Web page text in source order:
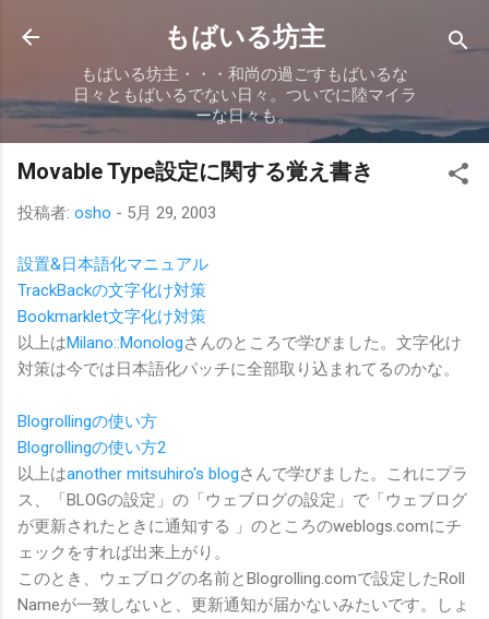
スキップしてメイン コンテンツに移動
もばいる坊主
もばいる坊主・・・和尚の過ごすもばいるな
日々ともばいるでない日々。ついでに陸マイラ
ーな日々も。
Movable Type設定に関する覚え書き
投稿者: osho - 5月 29, 2003
設置&日本語化マニュアル
TrackBackの文字化け対策
Bookmarklet文字化け対策
以上はMilano::Monologさんのところで学びました。文字化け
対策は今では日本語化パッチに全部取り込まれてるのかな。
Blogrollingの使い方
Blogrollingの使い方2
以上はanother mitsuhiro's blogさんで学びました。これにプラ
ス、「BLOGの設定」の「ウェブログの設定」で「ウェブログ
が更新されたときに通知する 」のところのweblogs.comにチ
ェックをすれば出来上がり。
このとき、ウェブログの名前とBlogrolling.comで設定したRoll
Nameが一致しないと、更新通知が届かないみたいです。しょ